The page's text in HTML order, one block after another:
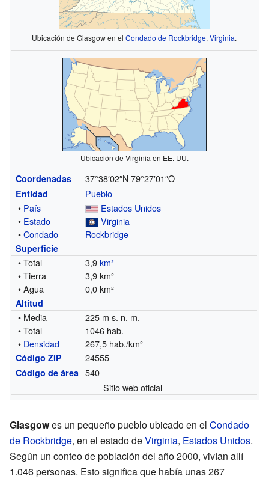
Ubicación de Glasgow en elCondado de Rockbridge,Virginia.
Ubicación de Virginia en EE. UU.
Coordenadas 37°38′02″N 79°27′01″O
Entidad
Pueblo
• País
Estados Unidos
• Estado
Virginia
•Condado Rockbridge
Superficie
• Total 3,9km²
• Tierra
3,9 km²
• Agua
0,0 km²
Altitud
• Media
225 m s. n. m.
• Total
1046 hab.
• Densidad 267,5 hab./km²
Código ZIP 24555
Código de área
540
Sitio web oficial
Glasgowes un pequeño pueblo ubicado en el Condado
de Rockbridge, en el estado deVirginia, Estados Unidos.
Según un conteo de población del año 2000, vivían allí
1.046 personas. Esto significa que había unas 267